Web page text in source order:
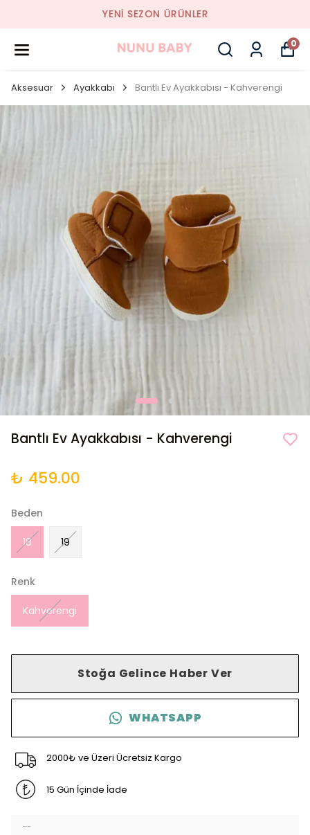
YENI SEZON ÜRÜNLER
0
Aksesuar Ayakkabı Bantlı Ev Ayakkabısı - Kahverengi
Bantlı Ev Ayakkabısı - Kahverengi
₺ 459.00
Beden
18 19
Renk
Kahverengi
Stoğa Gelince Haber Ver
WHATSAPP
2000₺ ve Üzeri Ücretsiz Kargo
15 Gün İçinde İade